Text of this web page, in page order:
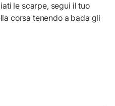
le scarpe, segui il tuo
corsa tenendo a bada gli